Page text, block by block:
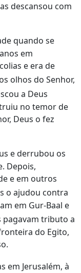
descansou com
quando se
em
e era de
olhos do Senhor,
a Deus
no temor de
Deus o fez
e derrubou os
Depois,
e em outros
o ajudou contra
em Gur-Baal e
pagavam tributo a
do Egito,
em Jerusalém, à